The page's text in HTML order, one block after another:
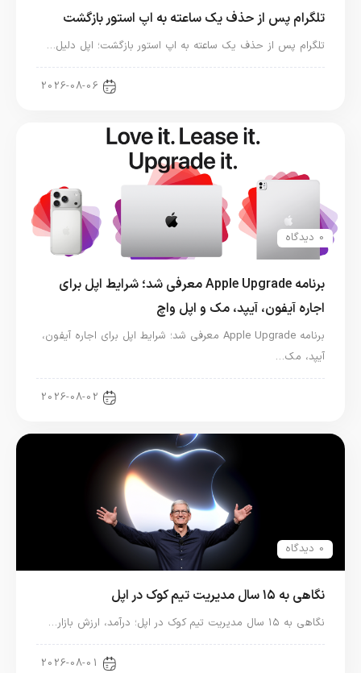
تلگرام پس از حذف یک ساعته به اپ استور بازگشت
تلگرام پس از حذف یک ساعته به اپ استور بازگشت؛ اپل دلیل…
2026-08-06
0 دیدگاه
برنامه Apple Upgrade معرفی شد؛ شرایط اپل برای
اجاره آیفون، آیپد، مک و اپل واچ
برنامه Apple Upgrade معرفی شد؛ شرایط اپل برای اجاره آیفون،
آیپد، مک…
2026-08-02
0 دیدگاه
نگاهی به ۱۵ سال مدیریت تیم کوک در اپل
نگاهی به ۱۵ سال مدیریت تیم کوک در اپل؛ درآمد، ارزش بازار…
2026-08-01